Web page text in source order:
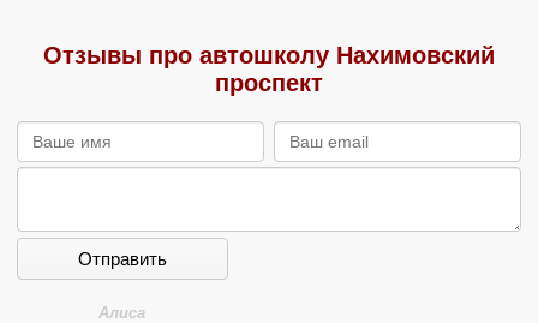
Отзывы про автошколу Нахимовский
проспект
Отправить
Алиса